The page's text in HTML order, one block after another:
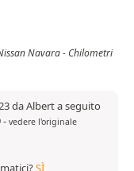
Navara - Chilometri
da Albert a seguito
- vedere l'originale
SÌ